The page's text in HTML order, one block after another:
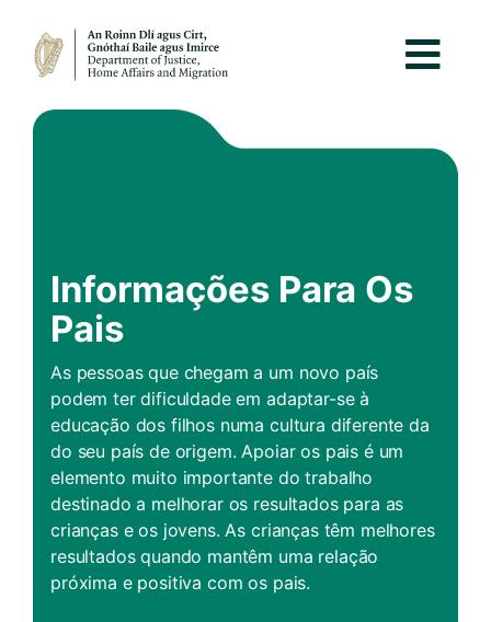
Informações Para Os
Pais
As pessoas que chegam a um novo país
podem ter dificuldade em adaptar-se à
educação dos filhos numa cultura diferente da
do seu país de origem. Apoiar os pais é um
elemento muito importante do trabalho
destinado a melhorar os resultados para as
crianças e os jovens. As crianças têm melhores
resultados quando mantêm uma relação
próxima e positiva com os pais.